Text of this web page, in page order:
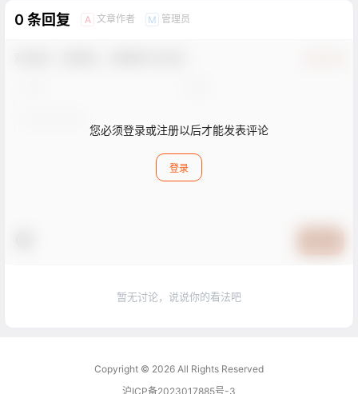
0 条回复 A 文章作者 M 管理员
您必须登录或注册以后才能发表评论
登录
暂无讨论，说说你的看法吧
Copyright © 2026 All Rights Reserved
沪ICP备2023017885号-3